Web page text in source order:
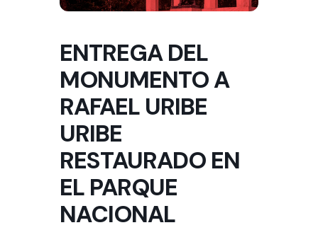
ENTREGA DEL
MONUMENTO A
RAFAEL URIBE
URIBE
RESTAURADO EN
EL PARQUE
NACIONAL